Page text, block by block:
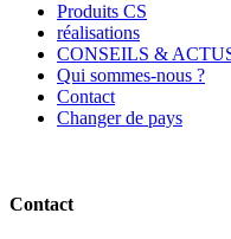
Produits CS
réalisations
CONSEILS &
Qui sommes-nous ?
Contact
Changer de pays
Contact